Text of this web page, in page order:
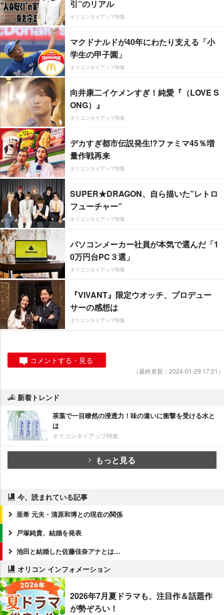
引”のリアル
オリコンタイアップ特集
マクドナルドが40年にわたり支える「小
学生の甲子園」
オリコンタイアップ特集
向井康二イケメンすぎ！純愛『（LOVE S
ONG）』
オリコンタイアップ特集
デカすぎ都市伝説発生!?ファミマ45％増
量作戦再来
オリコンタイアップ特集
SUPER★DRAGON、自ら描いた”レトロ
フューチャー”
オリコンタイアップ特集
パソコンメーカー社員が本気で選んだ「1
0万円台PC３選」
オリコンタイアップ特集
『VIVANT』限定ウオッチ、プロデュー
サーの感想は
オリコンタイアップ特集
コメントする・見る
（最終更新：2024-01-29 17:21）
新着トレンド
茶葉で一目瞭然の浸透力！味の違いに衝撃を受ける水と
は
オリコンタイアップ特集
もっと見る
今、読まれている記事
亜希 元夫・清原和博との現在の関係
戸塚純貴、結婚を発表
池田と結婚した佐藤佳奈アナとは…
オリコン インフォメーション
2026年7月夏ドラマも、注目作＆話題作
が勢ぞろい！